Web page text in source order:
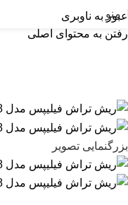
عبور به ناوبری
رفتن به محتوای اصلی
منو
بزرگنمایی تصویر